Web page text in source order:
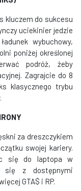
kluczem do sukcesu
uciekinier jedzie
wybuchowy,
poniżej określonej
podróż, żeby
Zagrajcie do 8
klasycznego trybu
za dreszczykiem
swojej kariery.
się do laptopa w
się z dostępnymi
GTA$ i RP.